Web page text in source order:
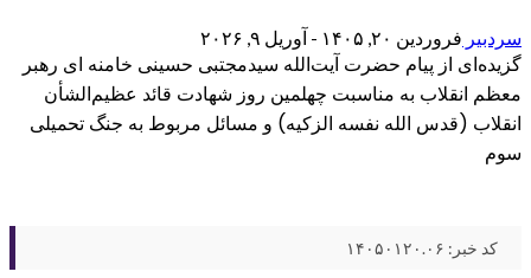
سردبیر فروردین ۲۰, ۱۴۰۵ - آوریل ۹, ۲۰۲۶
گزیده‌ای از پیام حضرت آیت‌الله سیدمجتبی حسینی خامنه ای رهبر
معظم انقلاب به مناسبت چهلمین روز شهادت قائد عظیم‌الشأن
انقلاب (قدس الله نفسه الزکیه) و مسائل مربوط به جنگ تحمیلی
سوم
کد خبر: ۱۴۰۵۰۱۲۰.۰۶